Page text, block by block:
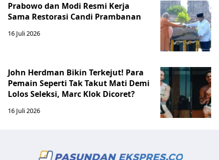
Prabowo dan Modi Resmi Kerja
Sama Restorasi Candi Prambanan
16 Juli 2026
John Herdman Bikin Terkejut! Para
Pemain Seperti Tak Takut Mati Demi
Lolos Seleksi, Marc Klok Dicoret?
16 Juli 2026